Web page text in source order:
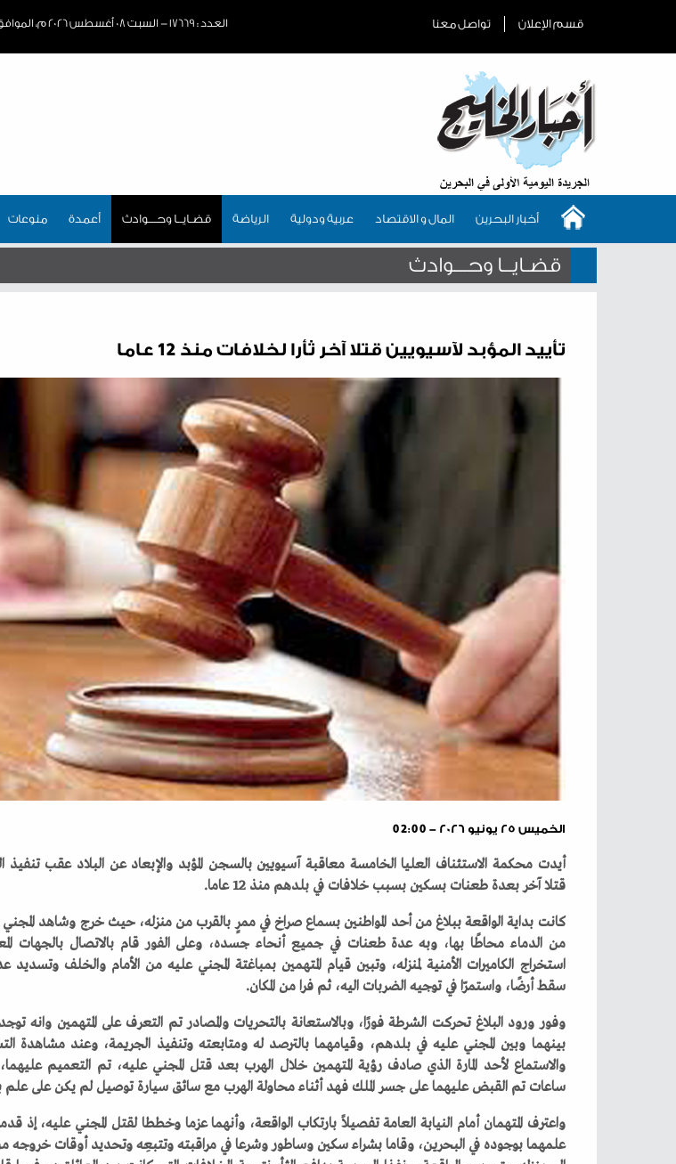
قسم الإعلان تواصل معنا العدد : ١٧٦٦٩ - السبت ٠٨ أغسطس ٢٠٢٦ م، الموافق ٢٥ صفر ١٤٤٨هـ
أخبار البحرين المال و الاقتصاد عربية ودولية الرياضة قضـايــا وحـــوادث أعمدة منوعات
قضـايــا وحـــوادث
تأييد المؤبد لآسيويين قتلا آخر ثأرا لخلافات منذ 12 عاما
الخميس ٢٥ يونيو ٢٠٢٦ - 02:00
‬قتلا‭ ‬آخر‭ ‬بعدة‭ ‬طعنات‭ ‬بسكين‭ ‬بسبب‭ ‬خلافات‭ ‬في‭ ‬بلدهم‭ ‬منذ‭ ‬12‭ ‬عاما‭.‬
‬سقط‭ ‬أرضًا،‭ ‬واستمرّا‭ ‬في‭ ‬توجيه‭ ‬الضربات‭ ‬اليه،‭ ‬ثم‭ ‬فرا‭ ‬من‭ ‬المكان‭.‬
‬ساعات‭ ‬تم‭ ‬القبض‭ ‬عليهما‭ ‬على‭ ‬جسر‭ ‬الملك‭ ‬فهد‭ ‬أثناء‭ ‬محاولة‭ ‬الهرب‭ ‬مع‭ ‬سائق‭ ‬سيارة‭ ‬توصيل‭ ‬لم‭ ‬يكن‭ ‬على‭ ‬علم‭ ‬بما‭ ‬ارتكباه‭.‬